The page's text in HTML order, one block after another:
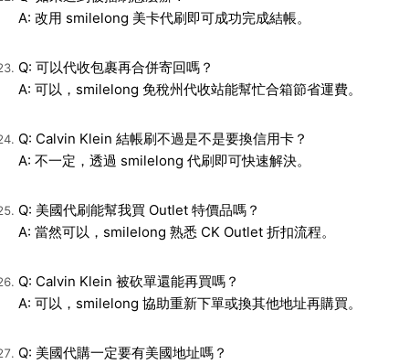
A: 改用 smilelong 美卡代刷即可成功完成結帳。
Q: 可以代收包裹再合併寄回嗎？
A: 可以，smilelong 免稅州代收站能幫忙合箱節省運費。
Q: Calvin Klein 結帳刷不過是不是要換信用卡？
A: 不一定，透過 smilelong 代刷即可快速解決。
Q: 美國代刷能幫我買 Outlet 特價品嗎？
A: 當然可以，smilelong 熟悉 CK Outlet 折扣流程。
Q: Calvin Klein 被砍單還能再買嗎？
A: 可以，smilelong 協助重新下單或換其他地址再購買。
Q: 美國代購一定要有美國地址嗎？